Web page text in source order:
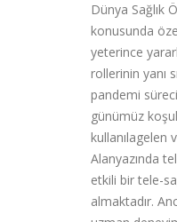
Dünya Sağlık
konusunda
yeterince
rollerinin yanı
pandemi
günümüz
kullanılagelen
Alanyazında
etkili bir tele-
almaktadır.